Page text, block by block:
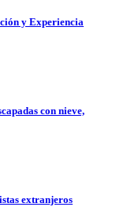
y Experiencia
con nieve,
extranjeros